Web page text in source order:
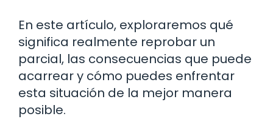
En este artículo, exploraremos qué
significa realmente reprobar un
parcial, las consecuencias que puede
acarrear y cómo puedes enfrentar
esta situación de la mejor manera
posible.